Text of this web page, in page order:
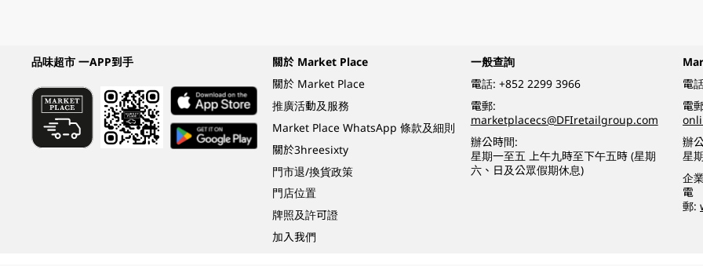
品味超市 一APP到手
關於 Market Place
關於 Market Place
推廣活動及服務
Market Place WhatsApp 條款及細則
關於3hreesixty
門市退/換貨政策
門店位置
牌照及許可證
加入我們
一般查詢
電話: +852 2299 3966
電郵:
marketplacecs@DFIretailgroup.com
辦公時間:
星期一至五 上午九時至下午五時 (星期
六、日及公眾假期休息)
電
電
辦
星
企
電
郵: